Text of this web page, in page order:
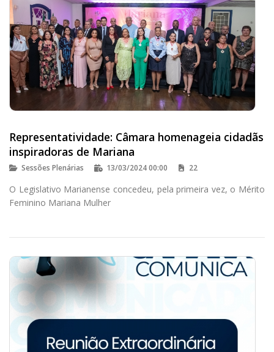
Representatividade: Câmara homenageia cidadãs
inspiradoras de Mariana
Sessões Plenárias 13/03/2024 00:00 22
O Legislativo Marianense concedeu, pela primeira vez, o Mérito
Feminino Mariana Mulher